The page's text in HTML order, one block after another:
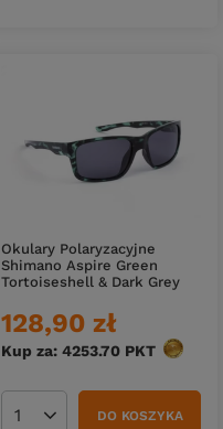
Okulary Polaryzacyjne
Shimano Aspire Green
Tortoiseshell & Dark Grey
128,90 zł
Kup za: 4253.70 PKT
Ilość produktówDO KOSZYKA